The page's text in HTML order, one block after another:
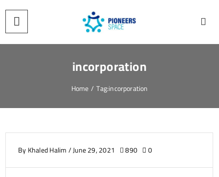
incorporation
Home / Tag:incorporation
ByKhaled Halim/June 29, 2021 890 0